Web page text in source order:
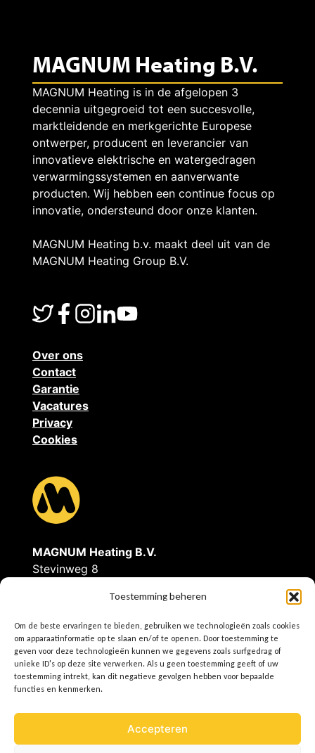
Toestemming beheren
Om de beste ervaringen te bieden, gebruiken we technologieën zoals cookies
om apparaatinformatie op te slaan en/of te openen. Door toestemming te
geven voor deze technologieën kunnen we gegevens zoals surfgedrag of
unieke ID's op deze site verwerken. Als u geen toestemming geeft of uw
toestemming intrekt, kan dit negatieve gevolgen hebben voor bepaalde
functies en kenmerken.
Accepteren
MAGNUM Heating B.V.
MAGNUM Heating is in de afgelopen 3
decennia uitgegroeid tot een succesvolle,
marktleidende en merkgerichte Europese
ontwerper, producent en leverancier van
innovatieve elektrische en watergedragen
verwarmingssystemen en aanverwante
producten. Wij hebben een continue focus op
innovatie, ondersteund door onze klanten.
MAGNUM Heating b.v. maakt deel uit van de
MAGNUM Heating Group B.V.
Over ons
Contact
Garantie
Vacatures
Privacy
Cookies
MAGNUM Heating B.V.
Stevinweg 8
Tel: 0166-609300
Einfo@magnumheating.nl
Wwww.magnumheating.nl
IBAN | NL37INGB0655775129
BTW | NL8074.91.950.B01